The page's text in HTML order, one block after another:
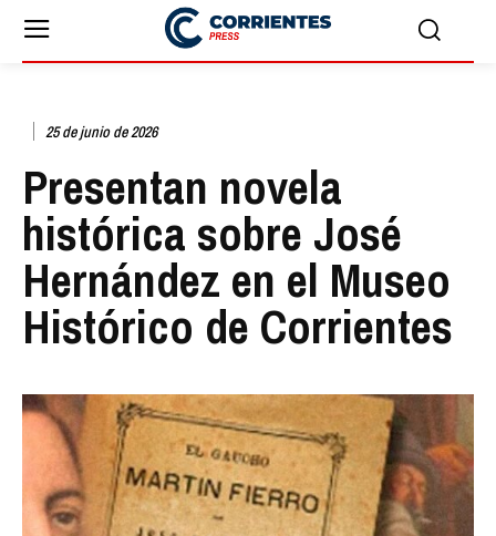
25 de junio de 2026
Presentan novela
histórica sobre José
Hernández en el Museo
Histórico de Corrientes